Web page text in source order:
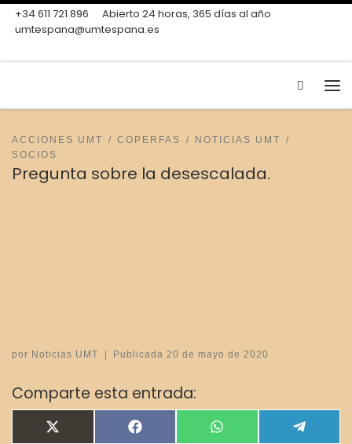
Skip to content
+34 611 721 896
Abierto 24 horas, 365 días al año
umtespana@umtespana.es
Search
ACCIONES UMT COPERFAS
NOTICIAS UMT
SOCIOS
Pregunta sobre la desescalada.
por Noticias UMT Publicada20 de mayo de 2020
Comparte esta entrada:
Compartir en
X Compartir en
F Compartir en
W